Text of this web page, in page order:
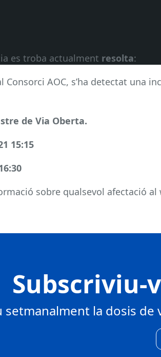
es troba actualment resolta:
Consorci AOC, s’ha detectat una
de Via Oberta.
15:15
sobre qualsevol afectació al
Subscriviu-
setmanalment la dosis